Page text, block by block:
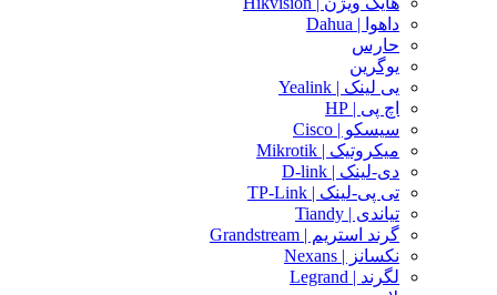
داهوا | Dahua
حارس
یوگرین
یی لینک | Yealink
اچ پی | HP
سیسکو | Cisco
میکروتیک | Mikrotik
دی-لینک | D-link
تی پی-لینک | TP-Link
تیاندی | Tiandy
گرند استریم | Grandstream
نکسانز | Nexans
لگرند | Legrand